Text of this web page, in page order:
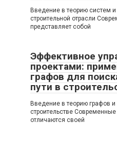
Введение в теорию систем
строительной отрасли
представляет собой
Эффективное
проектами:
графов для
пути в
Введение в теорию графов и
строительстве
отличаются своей